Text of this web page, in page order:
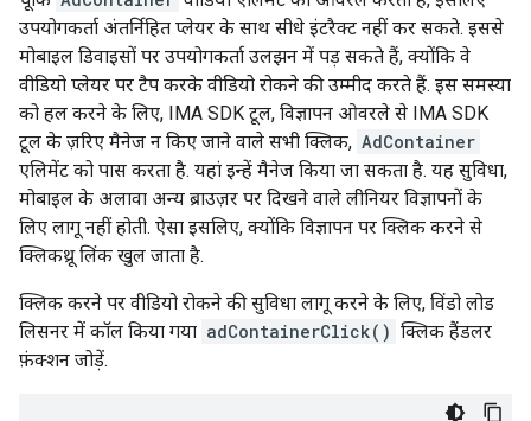
उपयोगकर्ता अंतर्निहित प्लेयर के साथ सीधे इंटरैक्ट नहीं कर सकते. इससे
मोबाइल डिवाइसों पर उपयोगकर्ता उलझन में पड़ सकते हैं, क्योंकि वे
वीडियो प्लेयर पर टैप करके वीडियो रोकने की उम्मीद करते हैं. इस समस्या
को हल करने के लिए, IMA SDK टूल, विज्ञापन ओवरले से IMA SDK
टूल के ज़रिए मैनेज न किए जाने वाले सभी क्लिक, AdContainer
एलिमेंट को पास करता है. यहां इन्हें मैनेज किया जा सकता है. यह सुविधा,
मोबाइल के अलावा अन्य ब्राउज़र पर दिखने वाले लीनियर विज्ञापनों के
लिए लागू नहीं होती. ऐसा इसलिए, क्योंकि विज्ञापन पर क्लिक करने से
क्लिकथ्रू लिंक खुल जाता है.
क्लिक करने पर वीडियो रोकने की सुविधा लागू करने के लिए, विंडो लोड
लिसनर में कॉल किया गया adContainerClick() क्लिक हैंडलर
फ़ंक्शन जोड़ें.